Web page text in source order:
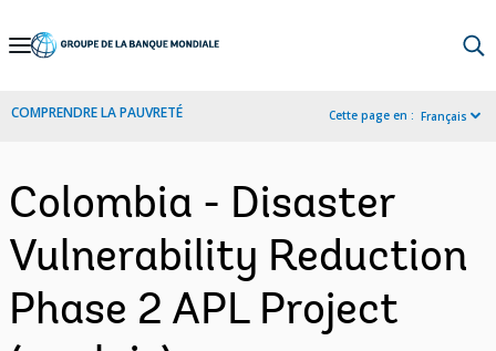
Skip
Navigation
COMPRENDRE LA PAUVRETÉ Cette page en : Français
Colombia - Disaster
Vulnerability Reduction
Phase 2 APL Project